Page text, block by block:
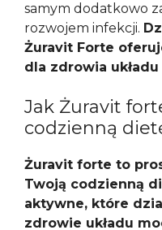
samym dodatkowo
rozwojem infekcji.
Żuravit Forte
dla zdrowia
Jak Żuravit
codzienną
Żuravit forte to
Twoją codzienną
aktywne, które
zdrowie układu